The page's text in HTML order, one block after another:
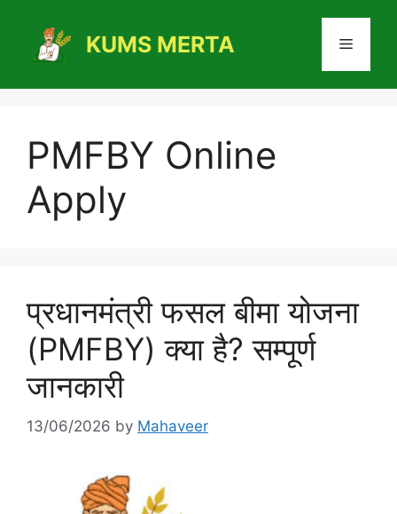
content
KUMS MERTA Menu
PMFBY Online
Apply
प्रधानमंत्री फसल बीमा योजना
(PMFBY) क्या है? सम्पूर्ण
जानकारी
13/06/2026 by Mahaveer